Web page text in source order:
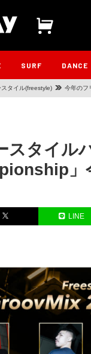
SURF DANCE
タイル(freestyle) 今年のフ
スタイル
」
LINE